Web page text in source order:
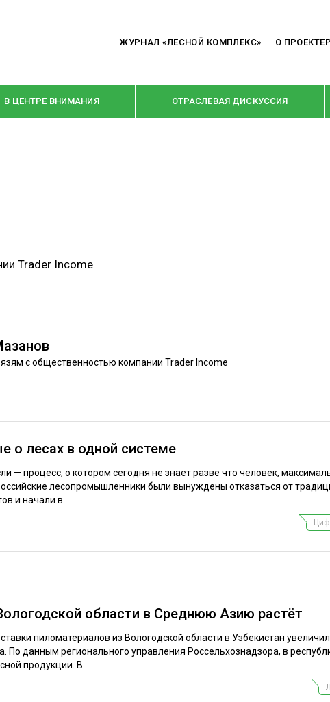
ЖУРНАЛ «ЛЕСНОЙ КОМПЛЕКС» О ПРОЕКТЕ
В ЦЕНТРЕ ВНИМАНИЯ ОТРАСЛЕВАЯ ДИСКУССИЯ
ПРОИЗВОДСТВО
ПРОИЗВОДСТВО
ОТРАСЛЕВАЯ ДИСКУССИЯ
КАЛЕНДАРЬ ВЫСТАВОК
Trader Income
с общественностью компании Trader Income
о лесах в одной системе
— процесс, о котором сегодня не знает разве что человек,
лесопромышленники были вынуждены отказаться от
и начали в...
области в Среднюю Азию растёт
пиломатериалов из Вологодской области в Узбекистан
По данным регионального управления Россельхознадзора, в
продукции. В...